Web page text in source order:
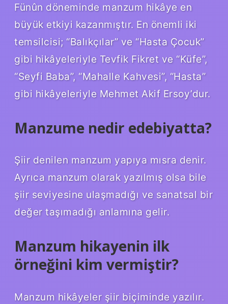
Fünûn döneminde manzum hikâye en
büyük etkiyi kazanmıştır. En önemli iki
temsilcisi; “Balıkçılar” ve “Hasta Çocuk”
gibi hikâyeleriyle Tevfik Fikret ve “Küfe”,
“Seyfi Baba”, “Mahalle Kahvesi”, “Hasta”
gibi hikâyeleriyle Mehmet Akif Ersoy’dur.
Manzume nedir edebiyatta?
Şiir denilen manzum yapıya mısra denir.
Ayrıca manzum olarak yazılmış olsa bile
şiir seviyesine ulaşmadığı ve sanatsal bir
değer taşımadığı anlamına gelir.
Manzum hikayenin ilk
örneğini kim vermiştir?
Manzum hikâyeler şiir biçiminde yazılır.